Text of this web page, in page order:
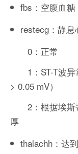
fbs：空腹血
restecg：静息
0：正常
1：ST-T波
> 0.05 mV）
2：根据埃
厚
thalachh：达